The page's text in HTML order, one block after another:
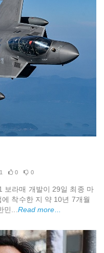
1 0 0
보라매 개발이 29일 최종 마
착수한 지 약 10년 7개월
민...Read more...